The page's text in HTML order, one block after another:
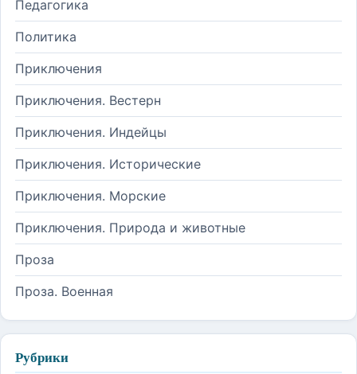
Педагогика
Политика
Приключения
Приключения. Вестерн
Приключения. Индейцы
Приключения. Исторические
Приключения. Морские
Приключения. Природа и животные
Проза
Проза. Военная
Рубрики